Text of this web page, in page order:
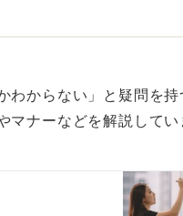
明るくみえる場合もあ
かでも印象は変わります
開けたほうがよいか」
ばどちらでも問題ありま
わからない」と疑問を
ナーなどを解説してい